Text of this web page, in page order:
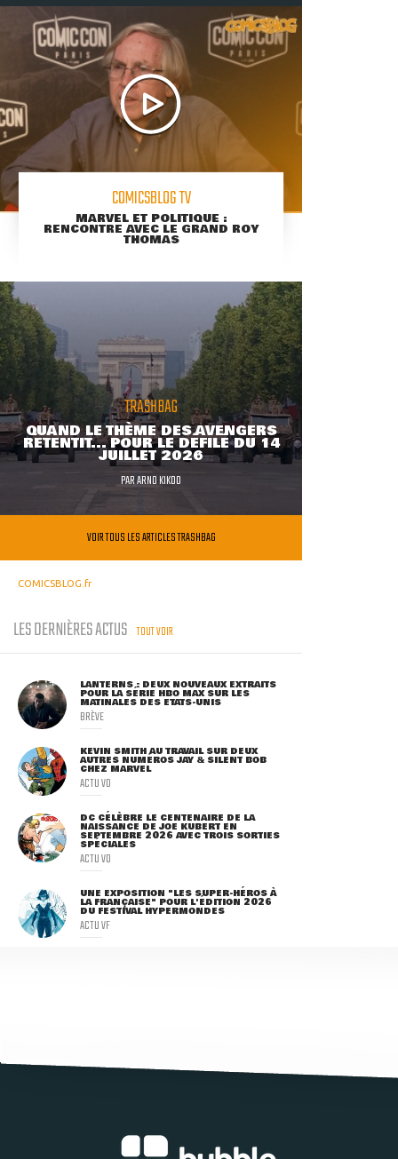
COMICSBLOG TV
MARVEL ET POLITIQUE :
RENCONTRE AVEC LE GRAND ROY
THOMAS
TRASHBAG
QUAND LE THÈME DES AVENGERS
RETENTIT... POUR LE DÉFILÉ DU 14
JUILLET 2026
PARARNO KIKOO
VOIR TOUS LES ARTICLES TRASHBAG
COMICSBLOG.fr
LES DERNIÈRES ACTUS TOUT VOIR
LANTERNS : DEUX NOUVEAUX EXTRAITS
POUR LA SÉRIE HBO MAX SUR LES
MATINALES DES ETATS-UNIS
BRÈVE
KEVIN SMITH AU TRAVAIL SUR DEUX
AUTRES NUMÉROS JAY & SILENT BOB
CHEZ MARVEL
ACTU VO
DC CÉLÈBRE LE CENTENAIRE DE LA
NAISSANCE DE JOE KUBERT EN
SEPTEMBRE 2026 AVEC TROIS SORTIES
SPÉCIALES
ACTU VO
UNE EXPOSITION "LES SUPER-HÉROS À
LA FRANÇAISE" POUR L'ÉDITION 2026
DU FESTIVAL HYPERMONDES
ACTU VF